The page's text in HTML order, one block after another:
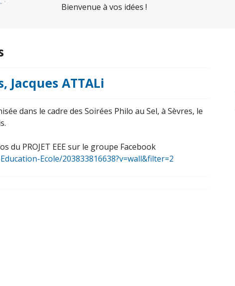
Bienvenue à vos idées !
Jacques ATTALi
dans le cadre des Soirées Philo au Sel, à Sèvres, le
du PROJET EEE sur le groupe Facebook
Ecole/203833816638?v=wall&filter=2